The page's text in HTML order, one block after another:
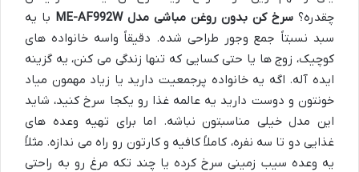
چقدره؟ سرخ کن بدون روغن مباشی مدل ME-AF992W
با یه
سبد نسبتاً جمع وجور طراحی شده. دقیقاً واسه خانواده های
کوچیک، زوج ها یا حتی کسایی که تنها زندگی می کنن، یه گزینه
ایده آله. اگه یه خانواده پرجمعیت دارید یا زیاد مهمون میاد
خونتون و دوست دارید یه عالمه غذا رو یکجا سرخ کنید، شاید
این مدل خیلی مناسبتون نباشه. اما برای تهیه وعده های
غذایی دو تا سه نفره، کاملاً کافیه و کارتون رو راه می ندازه. مثلاً
یه وعده سیب زمینی سرخ کرده یا چند تکه مرغ رو به راحتی